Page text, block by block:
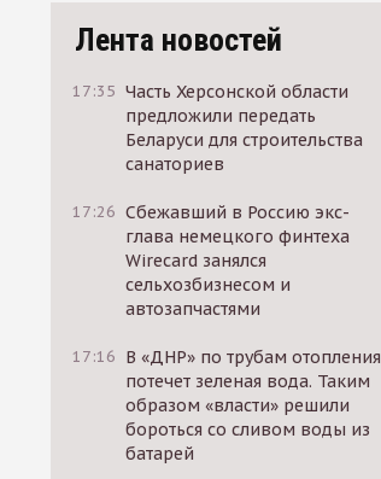
Лента новостей
17:35 Часть Херсонской области
предложили передать
Беларуси для строительства
санаториев
17:26 Сбежавший в Россию экс-
глава немецкого финтеха
Wirecard занялся
сельхозбизнесом и
автозапчастями
17:16 В «ДНР» по трубам отопления
потечет зеленая вода. Таким
образом «власти» решили
бороться со сливом воды из
батарей